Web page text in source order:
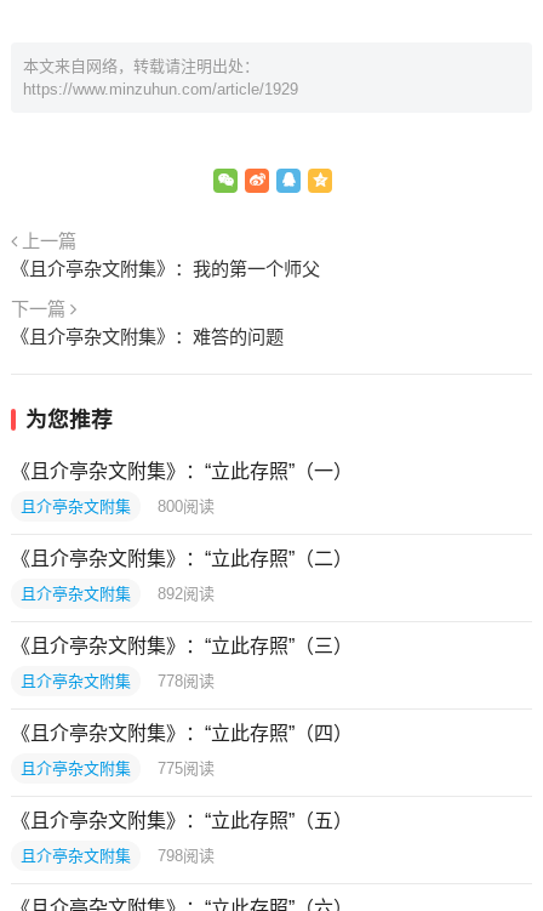
本文来自网络，转载请注明出处：
https://www.minzuhun.com/article/1929
上一篇
《且介亭杂文附集》：我的第一个师父
下一篇
《且介亭杂文附集》：难答的问题
为您推荐
《且介亭杂文附集》：“立此存照”（一）
且介亭杂文附集 800阅读
《且介亭杂文附集》：“立此存照”（二）
且介亭杂文附集 892阅读
《且介亭杂文附集》：“立此存照”（三）
且介亭杂文附集 778阅读
《且介亭杂文附集》：“立此存照”（四）
且介亭杂文附集 775阅读
《且介亭杂文附集》：“立此存照”（五）
且介亭杂文附集 798阅读